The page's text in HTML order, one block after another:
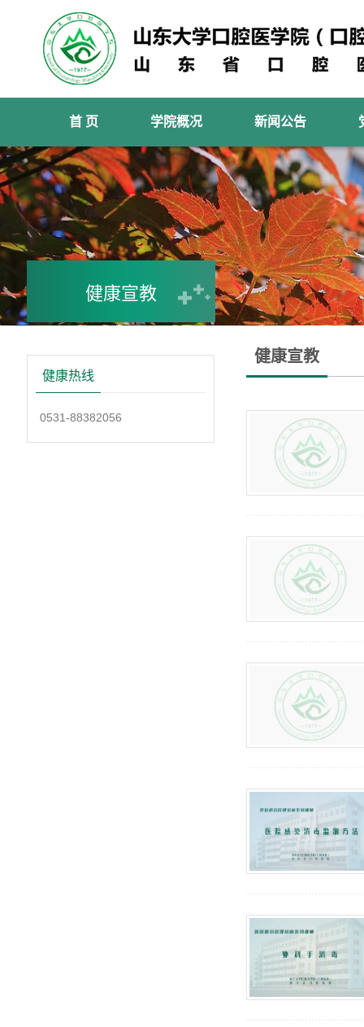
首 页 学院概况 新闻公告
健康宣教
健康热线
0531-88382056
健康宣教